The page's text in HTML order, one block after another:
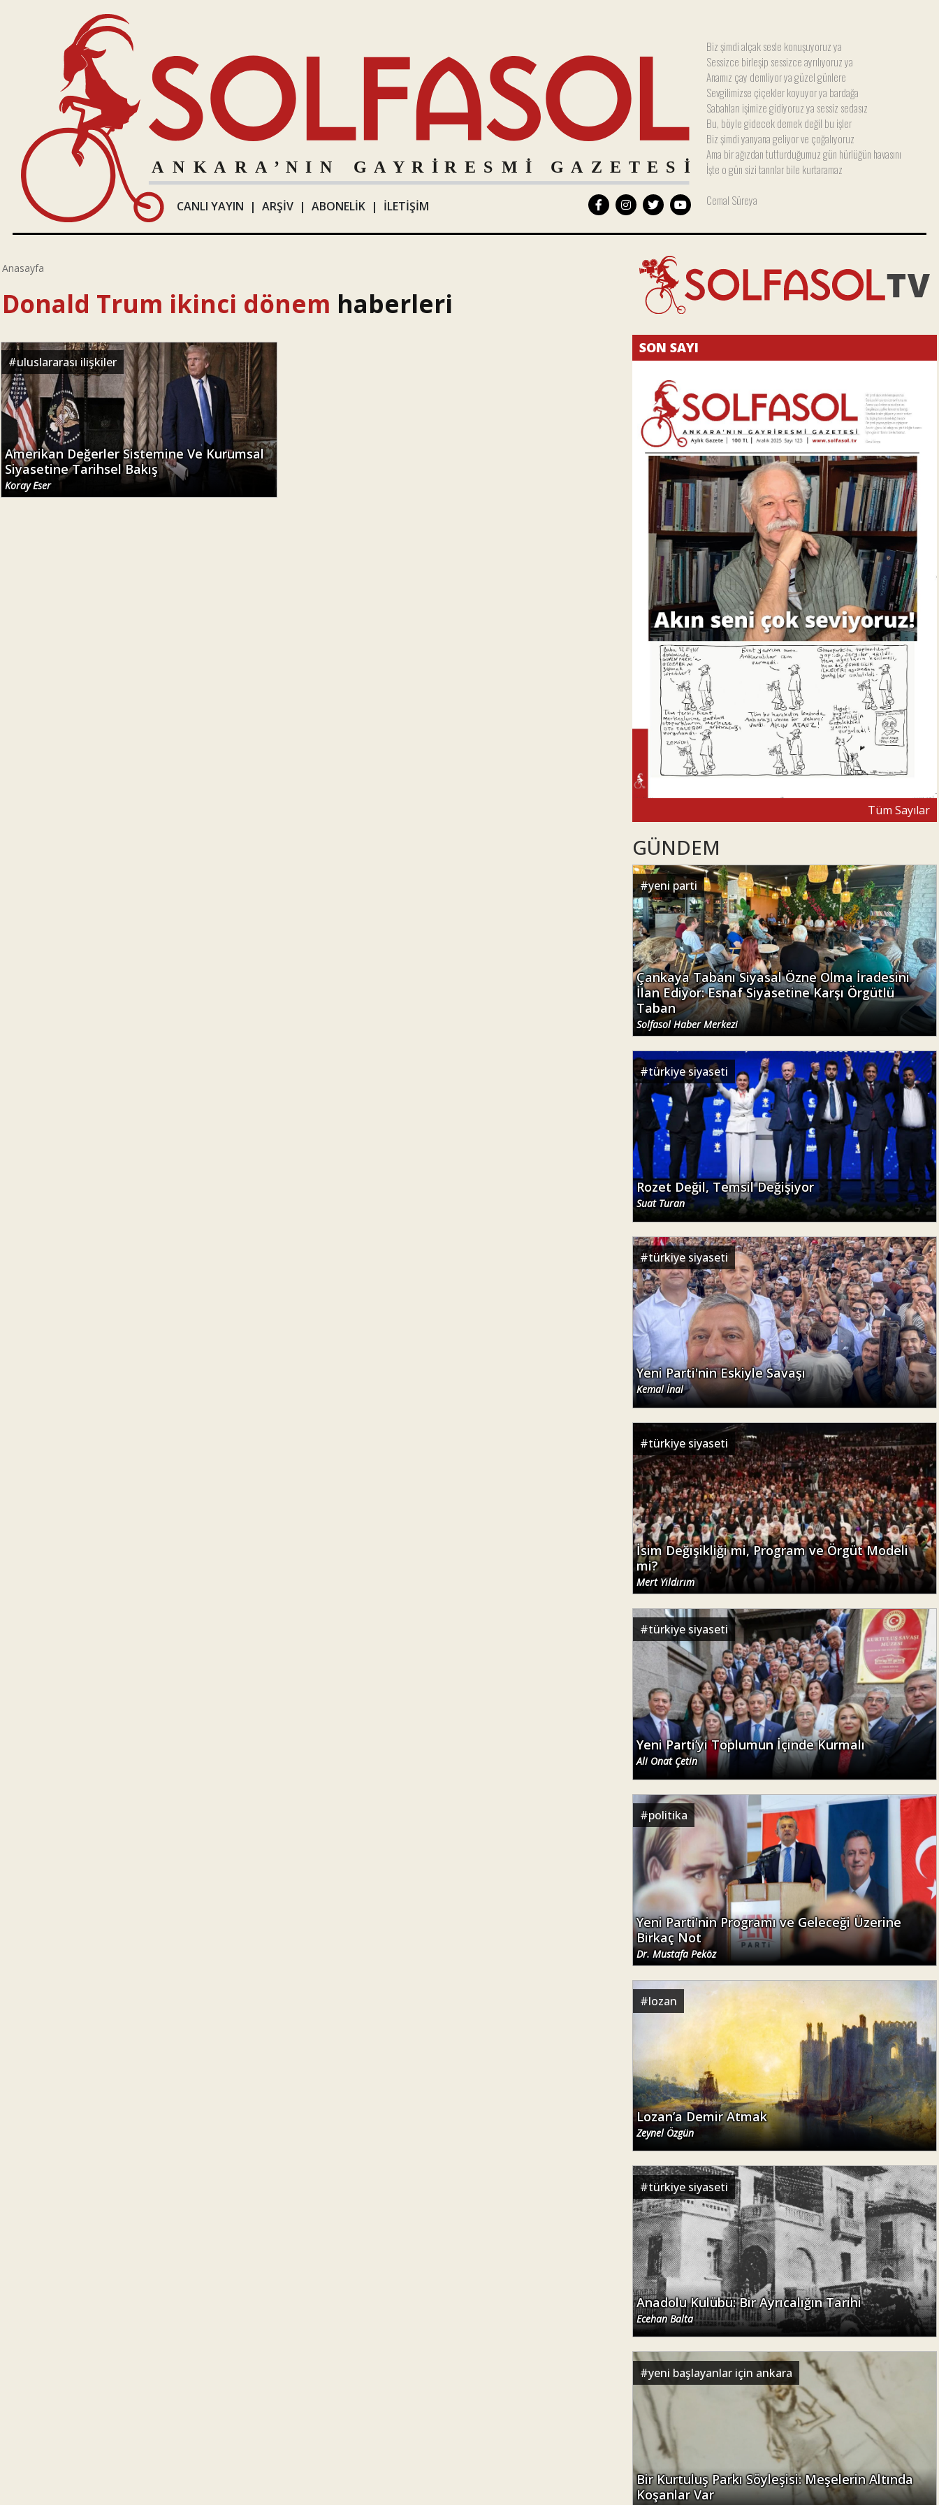
CANLI YAYIN |ARŞİV |ABONELİK | İLETİŞİM
Biz şimdi alçak sesle konuşuyoruz ya
Sessizce birleşip sessizce ayrılıyoruz ya
Anamız çay demliyor ya güzel günlere
Sevgilimizse çiçekler koyuyor ya bardağa
Sabahları işimize gidiyoruz ya sessiz sedasız
Bu, böyle gidecek demek değil bu işler
Biz şimdi yanyana geliyor ve çoğalıyoruz
Ama bir ağızdan tutturduğumuz gün hürlüğün havasını
İşte o gün sizi tanrılar bile kurtaramaz
Cemal Süreya
Anasayfa
Donald Trum ikinci dönem haberleri
#uluslararası ilişkiler
Amerikan Değerler Sistemine Ve Kurumsal
Siyasetine Tarihsel Bakış
Koray Eser
SON SAYI
Tüm Sayılar
GÜNDEM
#yeni parti
Çankaya Tabanı Siyasal Özne Olma İradesini
İlan Ediyor: Esnaf Siyasetine Karşı Örgütlü
Taban
Solfasol Haber Merkezi
#türkiye siyaseti
Rozet Değil, Temsil Değişiyor
Suat Turan
#türkiye siyaseti
Yeni Parti'nin Eskiyle Savaşı
Kemal İnal
#türkiye siyaseti
İsim Değişikliği mi, Program ve Örgüt Modeli
mi?
Mert Yıldırım
#türkiye siyaseti
Yeni Parti’yi Toplumun İçinde Kurmalı
Ali Onat Çetin
#politika
Yeni Parti'nin Programı ve Geleceği Üzerine
Birkaç Not
Dr. Mustafa Peköz
#lozan
Lozan’a Demir Atmak
Zeynel Özgün
#türkiye siyaseti
Anadolu Kulübü: Bir Ayrıcalığın Tarihi
Ecehan Balta
#yeni başlayanlar için ankara
Bir Kurtuluş Parkı Söyleşisi: Meşelerin Altında
Koşanlar Var